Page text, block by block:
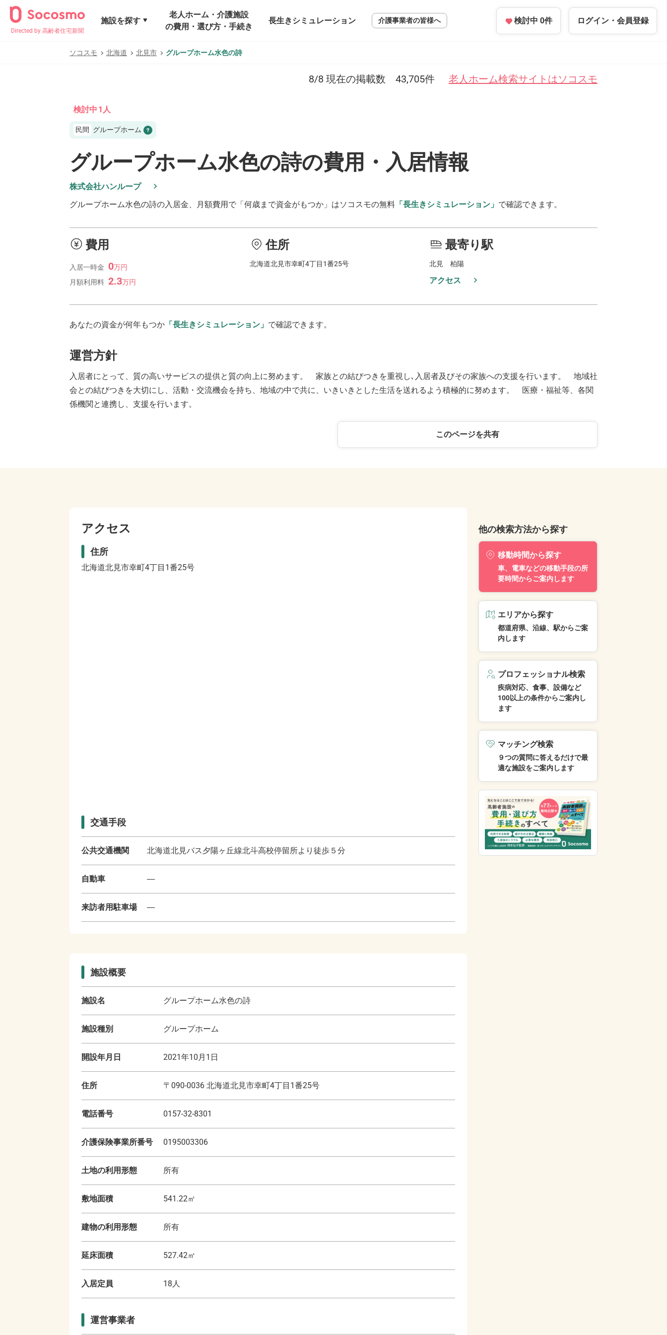
Directed by 高齢者住宅新聞
施設を探す
老人ホーム・介護施設
の費用・選び方・手続き
長生きシミュレーション 介護事業者の皆様へ 検討中 0件 ログイン・ 会員登録
ソコスモ 北海道 北見市 グループホーム水色の詩
8/8 現在の掲載数 43,705件 老人ホーム検索サイトはソコスモ
検討中 1 人
民間 グループホーム
グループホーム水色の詩の費用・入居情報
株式会社ハンループ
グループホーム水色の詩の入居金、月額費用で「何歳まで資金がもつか」はソコスモの無料 「長生きシミュレーション」 で確認できます。
費用
入居一時金 0万円
月額利用料 2.3万円
住所
北海道北見市幸町4丁目1番25号
最寄り駅
北見 柏陽
アクセス
あなたの資金が何年もつか 「長生きシミュレーション」 で確認できます。
運営方針
入居者にとって、質の高いサービスの提供と質の向上に努めます。 家族との結びつきを重視し､入居者及びその家族への支援を行います。 地域社
会との結びつきを大切にし、活動・交流機会を持ち、地域の中で共に、いきいきとした生活を送れるよう積極的に努めます。 医療・福祉等、各関
係機関と連携し、支援を行います。
このページを共有
アクセス
住所
北海道北見市幸町4丁目1番25号
交通手段
公共交通機関 北海道北見バス夕陽ヶ丘線北斗高校停留所より徒歩５分
自動車 ―
来訪者用駐車場 ―
施設概要
施設名 グループホーム水色の詩
施設種別 グループホーム
開設年月日 2021年10月1日
住所 〒 090-0036 北海道北見市幸町4丁目1番25号
電話番号 0157-32-8301
介護保険事業所番号 0195003306
土地の利用形態 所有
敷地面積 541.22㎡
建物の利用形態 所有
延床面積 527.42㎡
入居定員 18人
運営事業者
他の検索方法から探す
移動時間から探す
車、電車などの移動手段の所
要時間からご案内します
エリアから探す
都道府県、沿線、駅からご案
内します
プロフェッショナル検索
疾病対応、食事、設備など
100以上の条件からご案内し
ます
マッチング検索
９つの質問に答えるだけで最
適な施設をご案内します